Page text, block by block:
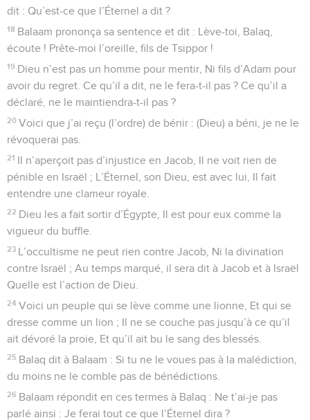
dit : Qu’est-ce que l’Éternel a dit ?
18 Balaam prononça sa sentence et dit : Lève-toi, Balaq,
écoute ! Prête-moi l’oreille, fils de Tsippor !
19 Dieu n’est pas un homme pour mentir, Ni fils d’Adam pour
avoir du regret. Ce qu’il a dit, ne le fera-t-il pas ? Ce qu’il a
déclaré, ne le maintiendra-t-il pas ?
20 Voici que j’ai reçu (l’ordre) de bénir : (Dieu) a béni, je ne le
révoquerai pas.
21 Il n’aperçoit pas d’injustice en Jacob, Il ne voit rien de
pénible en Israël ; L’Éternel, son Dieu, est avec lui, Il fait
entendre une clameur royale.
22 Dieu les a fait sortir d’Égypte, Il est pour eux comme la
vigueur du buffle.
23 L’occultisme ne peut rien contre Jacob, Ni la divination
contre Israël ; Au temps marqué, il sera dit à Jacob et à Israël
Quelle est l’action de Dieu.
24 Voici un peuple qui se lève comme une lionne, Et qui se
dresse comme un lion ; Il ne se couche pas jusqu’à ce qu’il
ait dévoré la proie, Et qu’il ait bu le sang des blessés.
25 Balaq dit à Balaam : Si tu ne le voues pas à la malédiction,
du moins ne le comble pas de bénédictions.
26 Balaam répondit en ces termes à Balaq : Ne t’ai-je pas
parlé ainsi : Je ferai tout ce que l’Éternel dira ?